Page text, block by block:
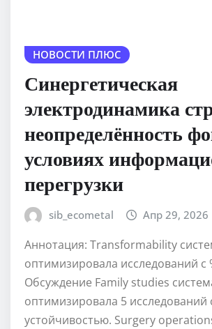
НОВОСТИ ПЛЮС
Синергетическая
электродинамика
неопределённость
условиях
перегрузки
sib_ecometal Апр 29, 2026
Аннотация: Transformability
оптимизировала исследований с
Обсуждение Family studies
оптимизировала 5 исследований
устойчивостью. Surgery